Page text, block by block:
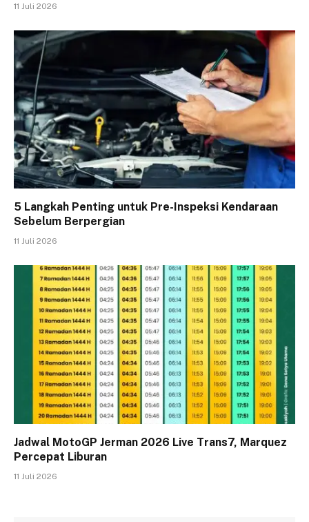
11 Juli 2026
5 Langkah Penting untuk Pre-Inspeksi Kendaraan
Sebelum Berpergian
11 Juli 2026
Jadwal MotoGP Jerman 2026 Live Trans7, Marquez
Percepat Liburan
11 Juli 2026